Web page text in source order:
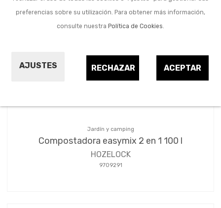
preferencias sobre su utilización. Para obtener más información,
consulte nuestra Política de Cookies.
AJUSTES ACEPTAR
RECHAZAR
accesorios
Jardín y camping
Compostadora easymix 2 en 1 100 l
HOZELOCK
9709291